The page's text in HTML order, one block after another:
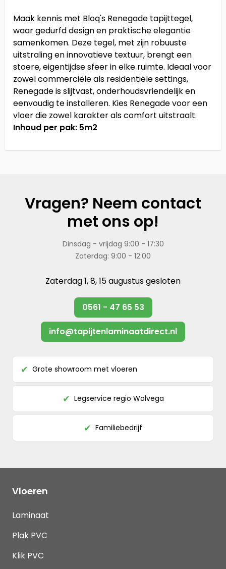
Maak kennis met Bloq's Renegade tapijttegel,
waar gedurfd design en praktische elegantie
samenkomen. Deze tegel, met zijn robuuste
uitstraling en innovatieve textuur, brengt een
stoere, eigentijdse sfeer in elke ruimte. Ideaal voor
zowel commerciële als residentiële settings,
Renegade is slijtvast, onderhoudsvriendelijk en
eenvoudig te installeren. Kies Renegade voor een
vloer die zowel karakter als comfort uitstraalt.
Inhoud per pak: 5m2
Vragen? Neem contact
met ons op!
Dinsdag - vrijdag 9:00 - 17:30
Zaterdag: 9:00 - 12:00
Zaterdag 1, 8, 15 augustus gesloten
0561 - 47 65 53
info@tapijtenlaminaatdirect.nl
✔ Grote showroom met vloeren
✔ Legservice regio Wolvega
✔ Familiebedrijf
Vloeren
Laminaat
Plak PVC
Klik PVC